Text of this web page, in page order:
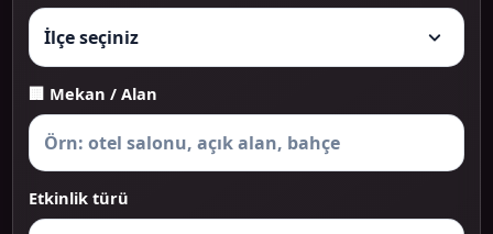
🏢 Mekan / Alan
Etkinlik türü